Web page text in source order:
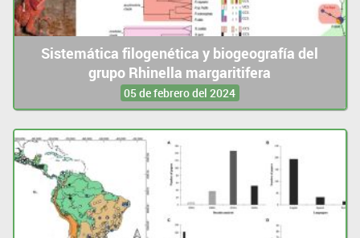
Sistemática filogenética y biogeografía del
grupo Rhinella margaritifera
05 de febrero del 2024